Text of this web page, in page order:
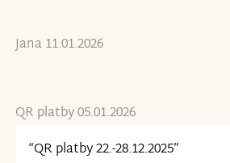
Jana 11.01.2026
QR platby 05.01.2026
“QR platby 22.-28.12.2025”